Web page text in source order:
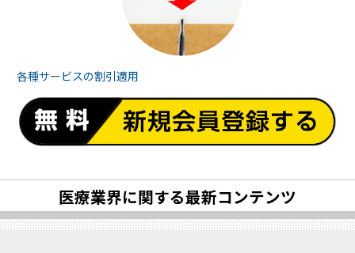
各種サービスの割引適用
医療業界に関する最新コンテンツ